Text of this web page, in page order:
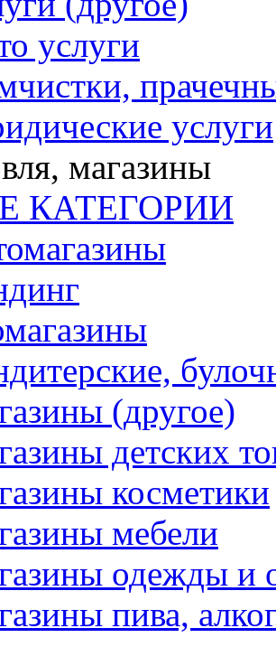
услуги
услуги
магазины
КАТЕГОРИИ
(другое)
детских
косметики
мебели
одежды и
пива,